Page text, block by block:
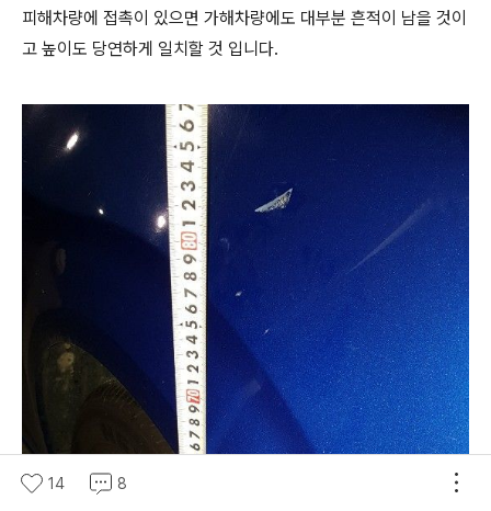
피해차량에 접촉이 있으면 가해차량에도 대부분 흔적이 남을 것이
고 높이도 당연하게 일치할 것 입니다.
14 8